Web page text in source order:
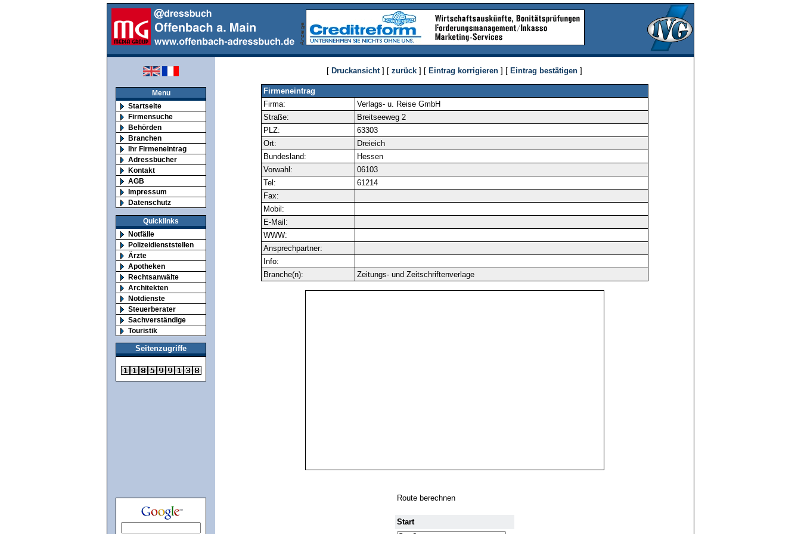
Menu
Startseite
Firmensuche
Behörden
Branchen
Ihr Firmeneintrag
Adressbücher
Kontakt
AGB
Impressum
Datenschutz
Quicklinks
Notfälle
Polizeidienststellen
Ärzte
Apotheken
Rechtsanwälte
Architekten
Notdienste
Steuerberater
Sachverständige
Touristik
Seitenzugriffe
[ Druckansicht] [ zurück ] [ Eintrag korrigieren ] [ Eintrag bestätigen ]
Firmeneintrag
Firma:
Verlags- u. Reise GmbH
Straße:
Breitseeweg 2
PLZ:
63303
Ort:
Dreieich
Bundesland:
Hessen
Vorwahl:
06103
Tel:
61214
Fax:
Mobil:
E-Mail:
WWW:
Ansprechpartner:
Info:
Branche(n):
Zeitungs- und Zeitschriftenverlage
Route berechnen
Start